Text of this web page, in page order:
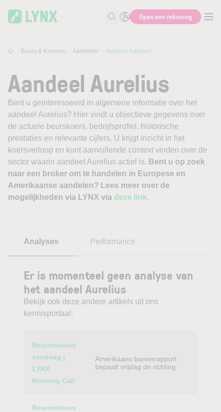
Zoek naar informatie
Open een rekening
Beurs & Koersen Aandelen Aurelius Aandeel
Aandeel Aurelius
Bent u geïnteresseerd in algemene informatie over het
aandeel Aurelius? Hier vindt u objectieve gegevens over
de actuele beurskoers, bedrijfsprofiel, historische
prestaties en relevante cijfers. U krijgt inzicht in het
koersverloop en kunt aanvullende context vinden over de
sector waarin aandeel Aurelius actief is. Bent u op zoek
naar een broker om te handelen in Europese en
Amerikaanse aandelen? Lees meer over de
mogelijkheden via LYNX via deze link.
Analyses Performance
Er is momenteel geen analyse van
het aandeel Aurelius
Bekijk ook deze andere artikels uit ons
kennisportaal:
Category
Beursnieuws
vandaag |
LYNX
Morning Call
Amerikaans banenrapport
bepaalt vrijdag de richting
Beursnieuws